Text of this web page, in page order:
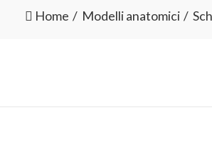
Home Modelli anatomici